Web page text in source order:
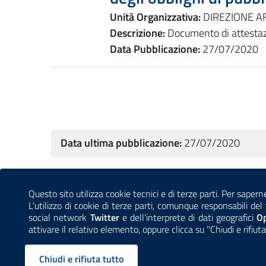
Questo sito utilizza cookie tecnici e di terze parti. Per
L'utilizzo di cookie di terze parti, comunque responsabili
social network Twittere dell'interprete di dati geografici
attivare il relativo elemento, oppure clicca su "Chiudi e
Chiudi e rifiuta tutto
Unità Organizzativa:DIREZIONE
Descrizione:Documento di
Data Pubblicazione:27/07/2020
Data ultima pubblicazione:27/07/2020
Sezione Link Utili
CONTATTI AMMINISTRAZIONE TRASPARENTE